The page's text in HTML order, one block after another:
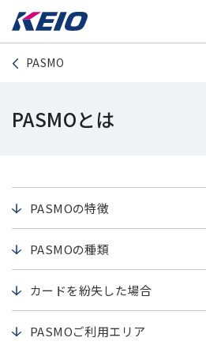
PASMO
PASMOとは
PASMOの特徴
PASMOの種類
カードを紛失した場合
PASMOご利用エリア